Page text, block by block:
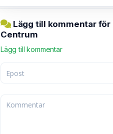
Lägg till kommentar för
Centrum
Lägg till kommentar